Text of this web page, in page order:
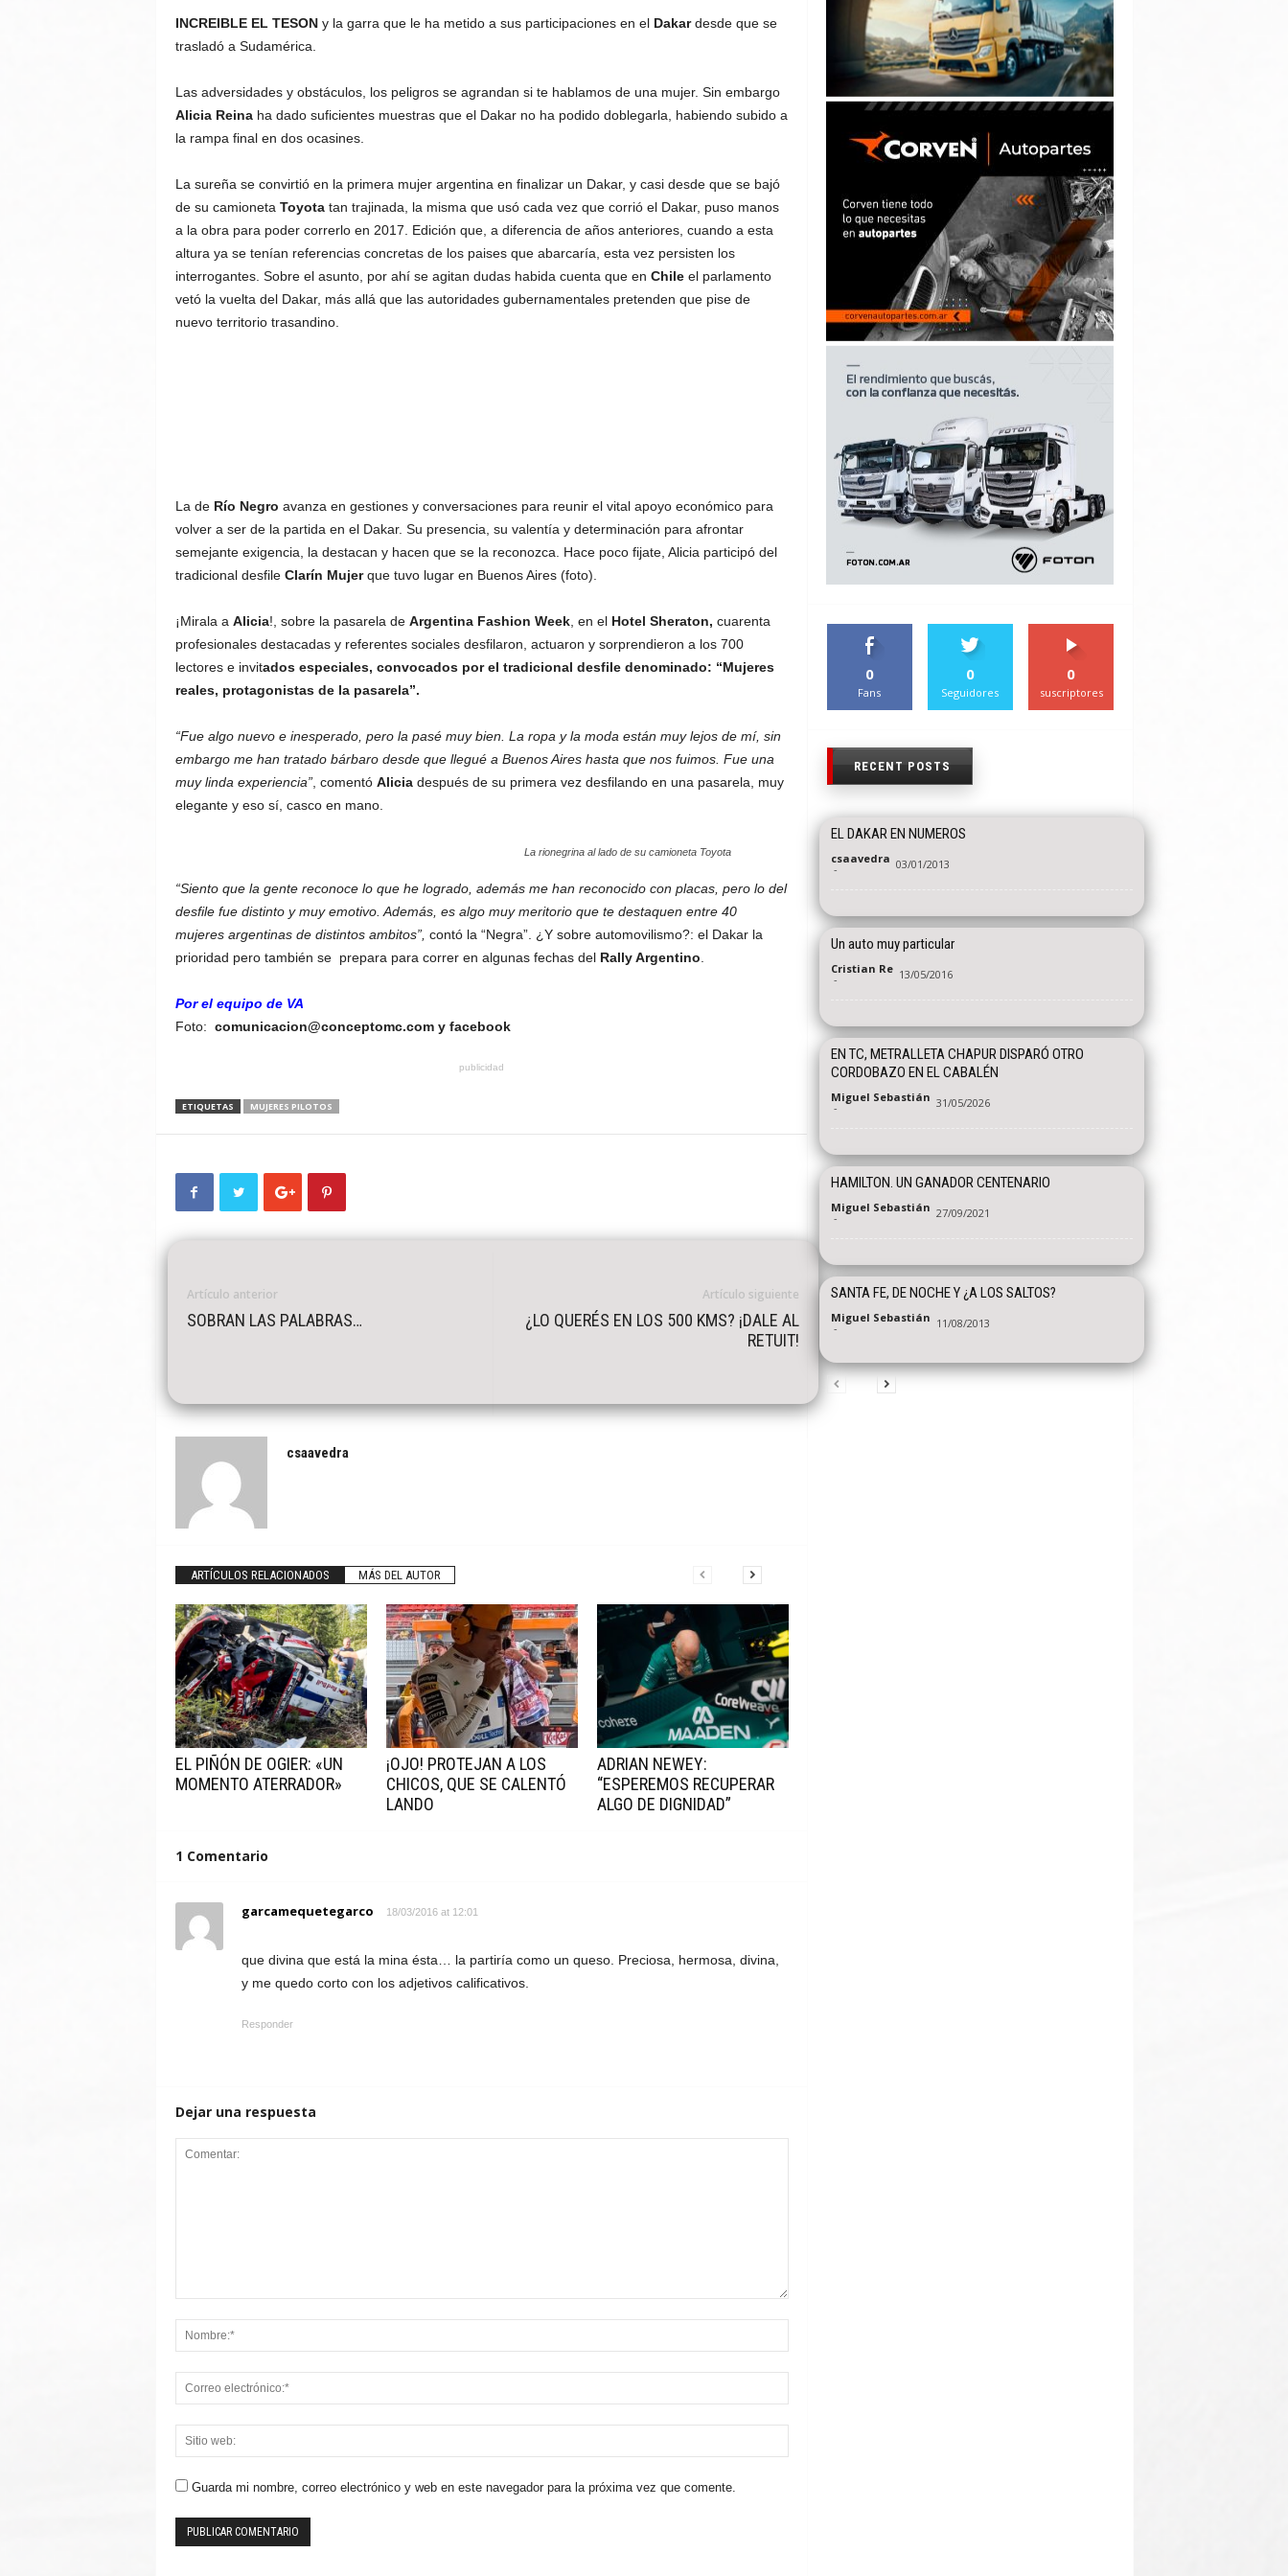
INCREIBLE EL TESONy la garra que le ha metido a sus participaciones en el Dakardesde que se
trasladó a Sudamérica.
Las adversidades y obstáculos, los peligros se agrandan si te hablamos de una mujer. Sin embargo
Alicia Reinaha dado suficientes muestras que el Dakar no ha podido doblegarla, habiendo subido a
la rampa final en dos ocasines.
La sureña se convirtió en la primera mujer argentina en finalizar un Dakar, y casi desde que se bajó
de su camioneta Toyotatan trajinada, la misma que usó cada vez que corrió el Dakar, puso manos
a la obra para poder correrlo en 2017. Edición que, a diferencia de años anteriores, cuando a esta
altura ya se tenían referencias concretas de los paises que abarcaría, esta vez persisten los
interrogantes. Sobre el asunto, por ahí se agitan dudas habida cuenta que en Chileel parlamento
vetó la vuelta del Dakar, más allá que las autoridades gubernamentales pretenden que pise de
nuevo territorio trasandino.
La de Río Negro avanza en gestiones y conversaciones para reunir el vital apoyo económico para
volver a ser de la partida en el Dakar. Su presencia, su valentía y determinación para afrontar
semejante exigencia, la destacan y hacen que se la reconozca. Hace poco fijate, Alicia participó del
tradicional desfile Clarín Mujerque tuvo lugar en Buenos Aires (foto).
¡Mirala a Alicia!, sobre la pasarela de Argentina Fashion Week, en el Hotel Sheraton, cuarenta
profesionales destacadas y referentes sociales desfilaron, actuaron y sorprendieron a los 700
lectores e invitados especiales, convocados por el tradicional desfile denominado: “Mujeres
reales, protagonistas de la pasarela”.
“Fue algo nuevo e inesperado, pero la pasé muy bien. La ropa y la moda están muy lejos de mí, sin
embargo me han tratado bárbaro desde que llegué a Buenos Aires hasta que nos fuimos. Fue una
muy linda experiencia”, comentó Aliciadespués de su primera vez desfilando en una pasarela, muy
elegante y eso sí, casco en mano.
La rionegrina al lado de su camioneta Toyota
“Siento que la gente reconoce lo que he logrado, además me han reconocido con placas, pero lo del
desfile fue distinto y muy emotivo. Además, es algo muy meritorio que te destaquen entre 40
mujeres argentinas de distintos ambitos”, contó la “Negra”. ¿Y sobre automovilismo?: el Dakar la
prioridad pero también se prepara para correr en algunas fechas del Rally Argentino
Por el equipo de VA
Foto: comunicacion@conceptomc.com y facebook
publicidad
ETIQUETAS MUJERES PILOTOS
Artículo anterior
SOBRAN LAS PALABRAS…
Artículo siguiente
¿LO QUERÉS EN LOS 500 KMS? ¡DALE AL
RETUIT!
csaavedra
ARTÍCULOS RELACIONADOS MÁS DEL AUTOR
EL PIÑÓN DE OGIER: «UN
MOMENTO ATERRADOR»
¡OJO! PROTEJAN A LOS
CHICOS, QUE SE CALENTÓ
LANDO
ADRIAN NEWEY:
“ESPEREMOS RECUPERAR
ALGO DE DIGNIDAD”
1 Comentario
garcamequetegarco 18/03/2016 at 12:01
que divina que está la mina ésta… la partiría como un queso. Preciosa, hermosa, divina,
y me quedo corto con los adjetivos calificativos.
Responder
Dejar una respuesta
Guarda mi nombre, correo electrónico y web en este navegador para la próxima vez que comente.
0
Fans
0
Seguidores
0
suscriptores
RECENT POSTS
EL DAKAR EN NUMEROS
csaavedra
- 03/01/2013
Un auto muy particular
Cristian Re
- 13/05/2016
EN TC, METRALLETA CHAPUR DISPARÓ OTRO
CORDOBAZO EN EL CABALÉN
Miguel Sebastián
- 31/05/2026
HAMILTON. UN GANADOR CENTENARIO
Miguel Sebastián
- 27/09/2021
SANTA FE, DE NOCHE Y ¿A LOS SALTOS?
Miguel Sebastián
- 11/08/2013